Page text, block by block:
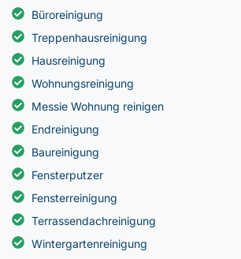
Büroreinigung
Treppenhausreinigung
Hausreinigung
Wohnungsreinigung
Messie Wohnung reinigen
Endreinigung
Baureinigung
Fensterputzer
Fensterreinigung
Terrassendachreinigung
Wintergartenreinigung